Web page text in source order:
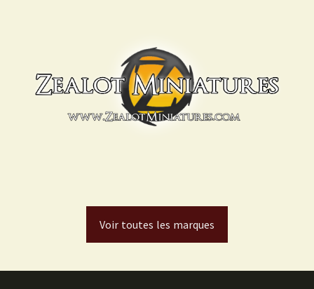
Voir toutes les marques